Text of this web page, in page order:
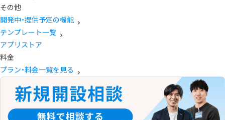
その他
開発中・提供予定の機能
テンプレート一覧
アプリストア
料金
プラン・料金一覧を見る